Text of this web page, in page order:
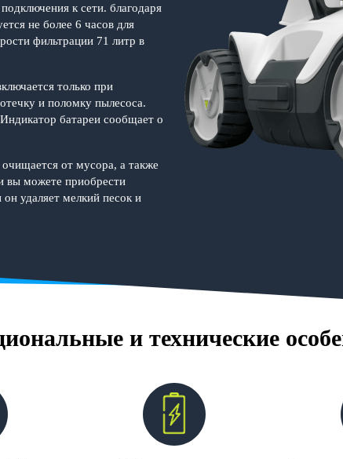
к сети. благодаря
не более 6 часов для
фильтрации 71 литр в
только при
и поломку пылесоса.
батареи сообщает о
от мусора, а также
вы можете приобрести
удаляет мелкий песок и
и технические